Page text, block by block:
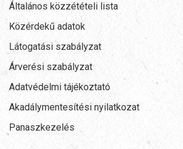
Általános közzétételi lista
Közérdekű adatok
Látogatási szabályzat
Árverési szabályzat
Adatvédelmi tájékoztató
Akadálymentesítési nyilatkozat
Panaszkezelés